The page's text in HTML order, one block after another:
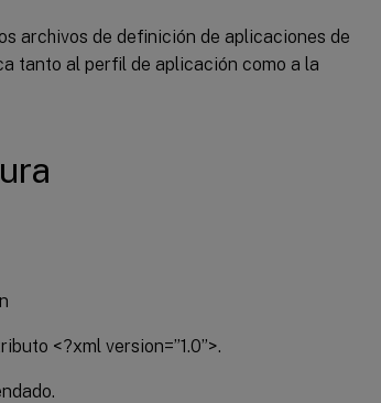
archivos de definición de aplicaciones de
tanto al perfil de aplicación como a la
<?xml version=”1.0”>.